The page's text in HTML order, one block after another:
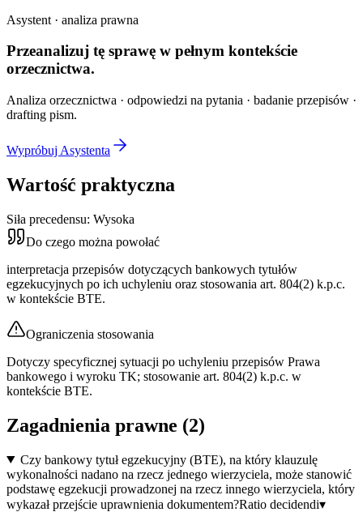
Asystent · analiza prawna
Przeanalizuj tę sprawę w pełnym kontekście
orzecznictwa.
Analiza orzecznictwa · odpowiedzi na pytania · badanie przepisów ·
drafting pism.
Wypróbuj Asystenta
Wartość praktyczna
Siła precedensu: Wysoka
Do czego można powołać
interpretacja przepisów dotyczących bankowych tytułów
egzekucyjnych po ich uchyleniu oraz stosowania art. 804(2) k.p.c.
w kontekście BTE.
Ograniczenia stosowania
Dotyczy specyficznej sytuacji po uchyleniu przepisów Prawa
bankowego i wyroku TK; stosowanie art. 804(2) k.p.c. w
kontekście BTE.
Zagadnienia prawne (2)
Czy bankowy tytuł egzekucyjny (BTE), na który klauzulę
wykonalności nadano na rzecz jednego wierzyciela, może stanowić
podstawę egzekucji prowadzonej na rzecz innego wierzyciela, który
wykazał przejście uprawnienia dokumentem?Ratio decidendi▾